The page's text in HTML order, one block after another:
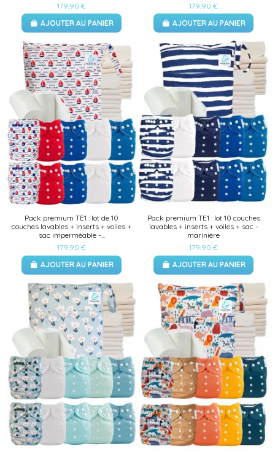
179,90 €
AJOUTER AU PANIER
179,90 €
AJOUTER AU PANIER
Pack premium TE1 : lot de 10
couches lavables + inserts + voiles +
sac imperméable -...
179,90 €
AJOUTER AU PANIER
Pack premium TE1 : lot 10 couches
lavables + inserts + voiles + sac -
marinière
179,90 €
AJOUTER AU PANIER